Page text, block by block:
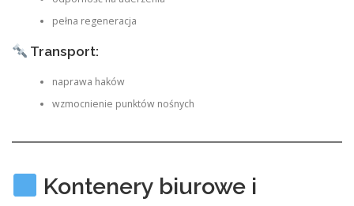
pełna regeneracja
Transport:
naprawa haków
wzmocnienie punktów nośnych
Kontenery biurowe i